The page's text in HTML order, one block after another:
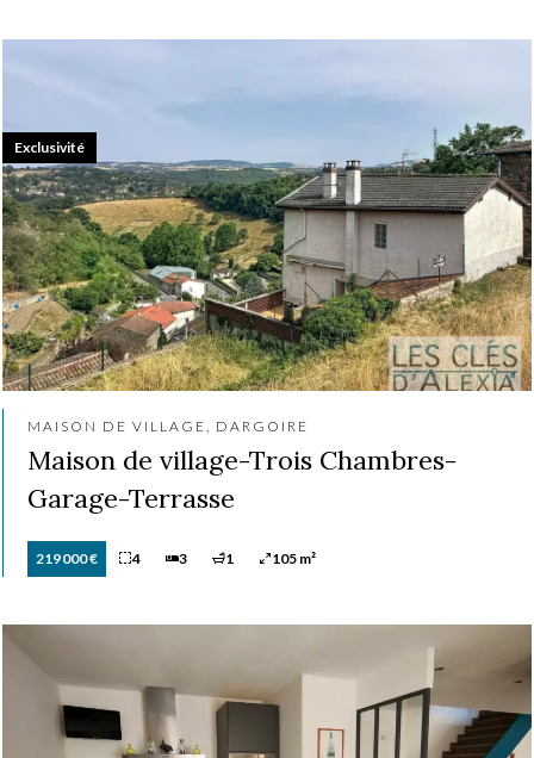
MAISON DE VILLAGE, DARGOIRE
Maison de village-Trois Chambres-
Garage-Terrasse
219 000 € 4 3 1 105 m²
Exclusivité